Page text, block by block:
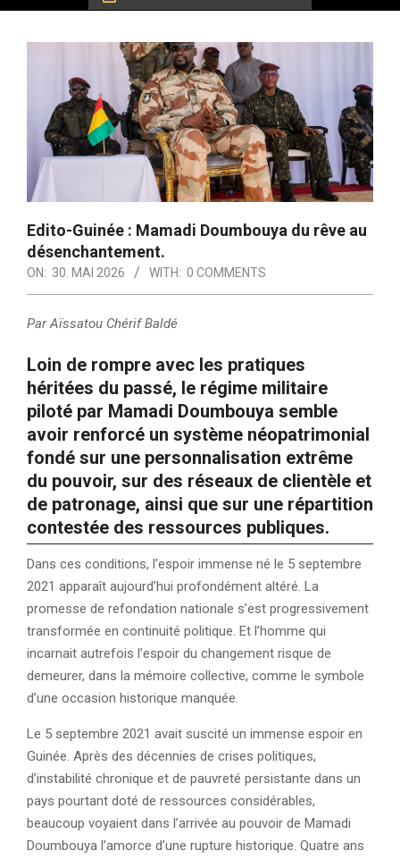
Edito-Guinée : Mamadi Doumbouya du rêve au
désenchantement.
ON: 30. MAI 2026 WITH: 0 COMMENTS
Par Aïssatou Chérif Baldé
Loin de rompre avec les pratiques
héritées du passé, le régime militaire
piloté par Mamadi Doumbouya semble
avoir renforcé un système néopatrimonial
fondé sur une personnalisation extrême
du pouvoir, sur des réseaux de clientèle et
de patronage, ainsi que sur une répartition
contestée des ressources publiques.
Dans ces conditions, l’espoir immense né le 5 septembre
2021 apparaît aujourd’hui profondément altéré. La
promesse de refondation nationale s’est progressivement
transformée en continuité politique. Et l’homme qui
incarnait autrefois l’espoir du changement risque de
demeurer, dans la mémoire collective, comme le symbole
d’une occasion historique manquée.
Le 5 septembre 2021 avait suscité un immense espoir en
Guinée. Après des décennies de crises politiques,
d’instabilité chronique et de pauvreté persistante dans un
pays pourtant doté de ressources considérables,
beaucoup voyaient dans l’arrivée au pouvoir de Mamadi
Doumbouya l’amorce d’une rupture historique. Quatre ans